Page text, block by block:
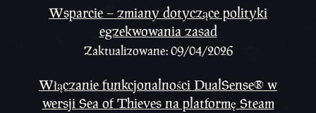
Wsparcie – zmiany dotyczące polityki
egzekwowania zasad
Zaktualizowane: 09/04/2026
Włączanie funkcjonalności DualSense® w
wersji Sea of Thieves na platformę Steam